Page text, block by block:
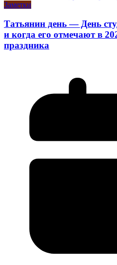
Заметки
Татьянин день — День
и когда его отмечают в
праздника